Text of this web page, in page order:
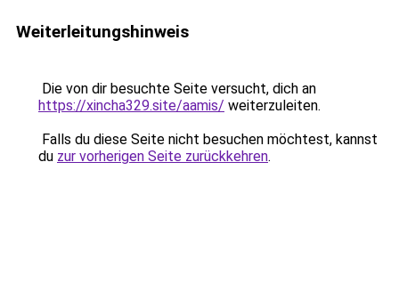
Weiterleitungshinweis
Die von dir besuchte Seite versucht, dich an
https://xincha329.site/aamis/ weiterzuleiten.
Falls du diese Seite nicht besuchen möchtest, kannst
du zur vorherigen Seite zurückkehren.